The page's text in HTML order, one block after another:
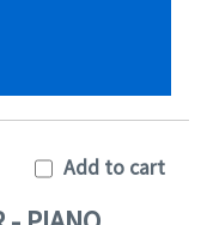
Add to cart